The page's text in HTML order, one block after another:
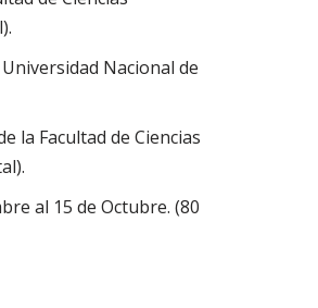
Nacional de
la Facultad de Ciencias
al 15 de Octubre. (80